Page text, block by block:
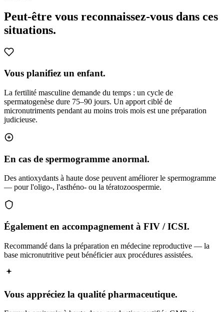
Peut-être vous reconnaissez-vous dans ces
situations.
Vous planifiez un enfant.
La fertilité masculine demande du temps : un cycle de
spermatogenèse dure 75–90 jours. Un apport ciblé de
micronutriments pendant au moins trois mois est une préparation
judicieuse.
En cas de spermogramme anormal.
Des antioxydants à haute dose peuvent améliorer le spermogramme
— pour l'oligo-, l'asthéno- ou la tératozoospermie.
Également en accompagnement à FIV / ICSI.
Recommandé dans la préparation en médecine reproductive — la
base micronutritive peut bénéficier aux procédures assistées.
Vous appréciez la qualité pharmaceutique.